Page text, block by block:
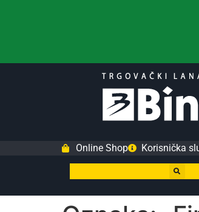
Online Shop Korisnička